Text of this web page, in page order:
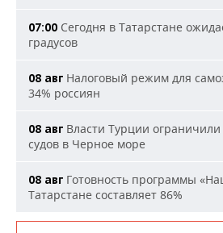
07:00 Сегодня в Татарстане
градусов
08 авг Налоговый режим для
34% россиян
08 авг Власти Турции
судов в Черное море
08 авг Готовность программы
Татарстане составляет 86%